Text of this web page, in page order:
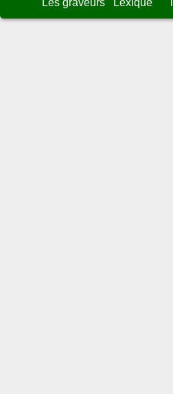
Les graveurs Lexique